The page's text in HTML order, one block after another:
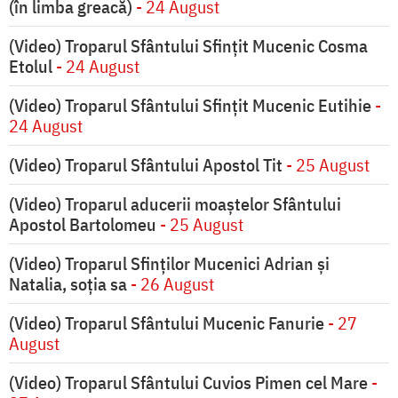
(în limba greacă) - 24 August
(Video) Troparul Sfântului Sfințit Mucenic Cosma
Etolul- 24 August
(Video) Troparul Sfântului Sfințit Mucenic Eutihie-
24 August
(Video) Troparul Sfântului Apostol Tit - 25 August
(Video) Troparul aducerii moaștelor Sfântului
Apostol Bartolomeu - 25 August
(Video) Troparul Sfinților Mucenici Adrian și
Natalia, soția sa- 26 August
(Video) Troparul Sfântului Mucenic Fanurie- 27
August
(Video) Troparul Sfântului Cuvios Pimen cel Mare-